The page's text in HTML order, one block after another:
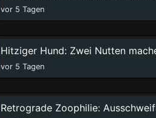
vor 5 Tagen
vor 5 Tagen